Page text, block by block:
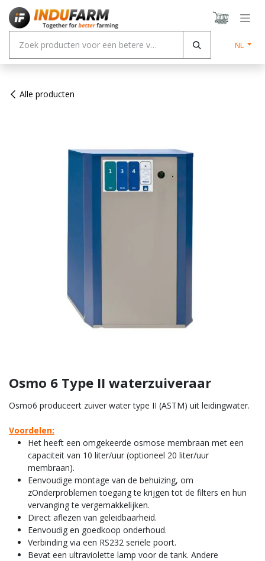
Overslaan naar inhoud
NL
Alle producten
Osmo 6 Type II waterzuiveraar
Osmo6 produceert zuiver water type II (ASTM) uit leidingwater.
Voordelen:
Het heeft een omgekeerde osmose membraan met een
capaciteit van 10 liter/uur (optioneel 20 liter/uur
membraan).
Eenvoudige montage van de behuizing, om
zOnderproblemen toegang te krijgen tot de filters en hun
vervanging te vergemakkelijken.
Direct aflezen van geleidbaarheid.
Eenvoudig en goedkoop onderhoud.
Verbinding via een RS232 seriële poort.
Bevat een ultraviolette lamp voor de tank. Andere